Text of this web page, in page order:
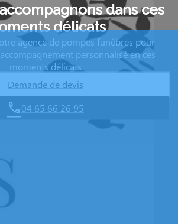
dans ces
délicats
agence de pompes funèbres pour
personnalisé en ces
moments délicats
Demande de devis
04 65 66 26 95